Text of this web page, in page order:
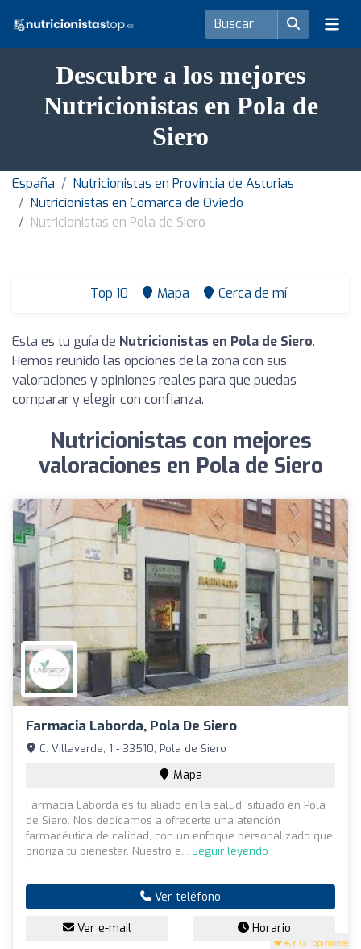
Descubre a los mejores
Nutricionistas en Pola de
Siero
España
Nutricionistas en Provincia de Asturias
Nutricionistas en Comarca de Oviedo
Nutricionistas en Pola de Siero
Top 10 Mapa Cerca de mí
Esta es tu guía de Nutricionistas en Pola de Siero.
Hemos reunido las opciones de la zona con sus
valoraciones y opiniones reales para que puedas
comparar y elegir con confianza.
Nutricionistas con mejores
valoraciones en Pola de Siero
Farmacia Laborda, Pola De Siero
4.7 (31 opiniones)
C. Villaverde, 1 - 33510, Pola de Siero
Mapa
Farmacia Laborda es tu aliado en la salud, situado en Pola
de Siero. Nos dedicamos a ofrecerte una atención
farmacéutica de calidad, con un enfoque personalizado que
prioriza tu bienestar. Nuestro e... Seguir leyendo
Ver teléfono
Ver e-mail Horario